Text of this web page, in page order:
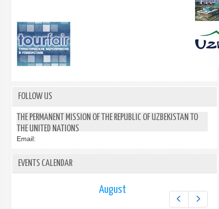
FOLLOW US
THE PERMANENT MISSION OF THE REPUBLIC OF UZBEKISTAN TO
THE UNITED NATIONS
Email:
EVENTS CALENDAR
August